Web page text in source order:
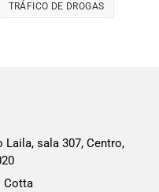
TRÁFICO DE DROGAS
Laila, sala 307, Centro,
Cotta